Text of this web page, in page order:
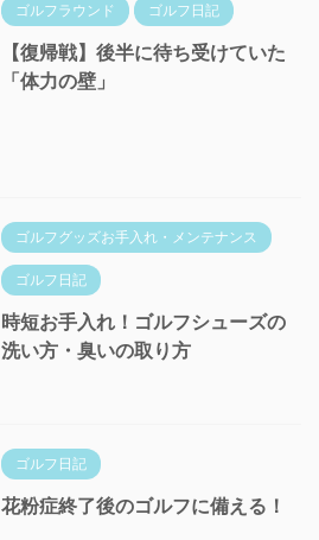
ゴルフラウンド ゴルフ日記
【復帰戦】後半に待ち受けていた
「体力の壁」
ゴルフグッズお手入れ・メンテナンス
ゴルフ日記
時短お手入れ！ゴルフシューズの
洗い方・臭いの取り方
ゴルフ日記
花粉症終了後のゴルフに備える！